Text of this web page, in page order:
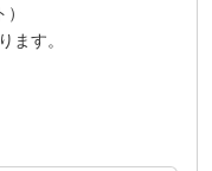
す。